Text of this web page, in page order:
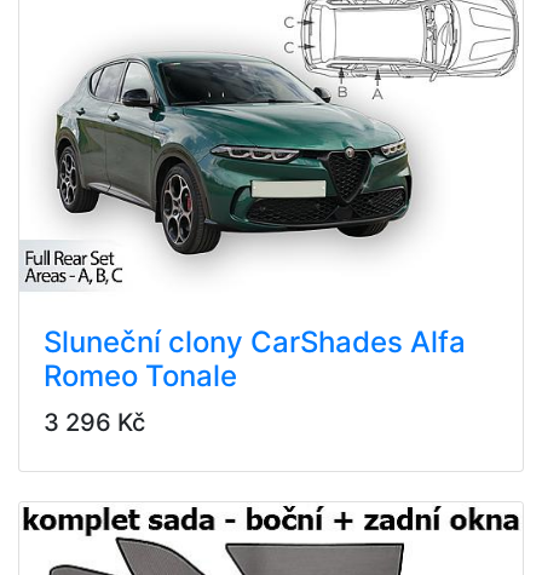
Sluneční clony CarShades Alfa
Romeo Tonale
3 296 Kč